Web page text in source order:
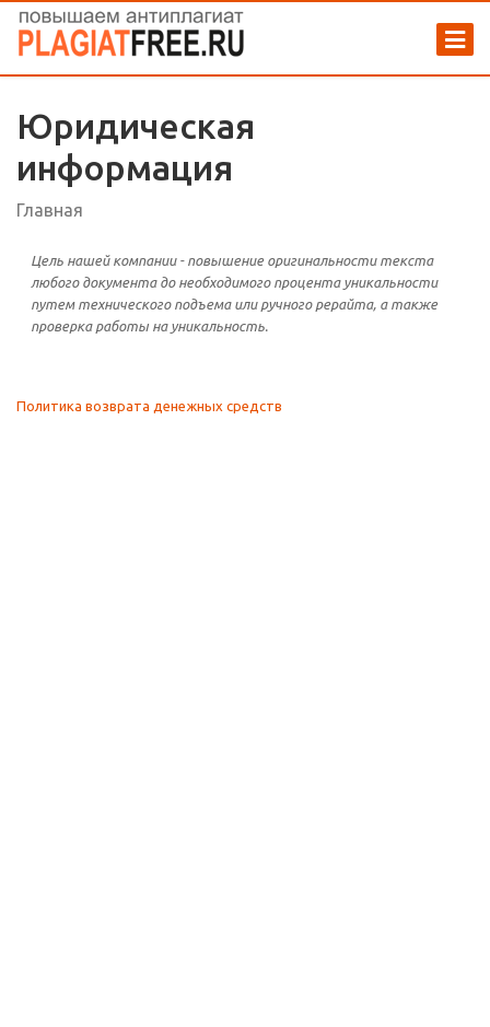
Юридическая
информация
Главная
Цель нашей компании - повышение оригинальности текста
любого документа до необходимого процента уникальности
путем технического подъема или ручного рерайта, а также
проверка работы на уникальность.
Политика возврата денежных средств